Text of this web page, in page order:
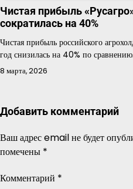
Чистая прибыль
сократилась на 40%
Чистая прибыль российского
год снизилась на 40% по
8 марта, 2026
Добавить комментарий
Ваш адрес email не будет
помечены *
Комментарий *